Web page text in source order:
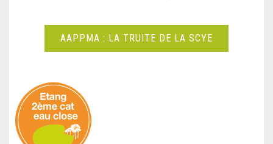
AAPPMA : LA TRUITE DE LA SCYE